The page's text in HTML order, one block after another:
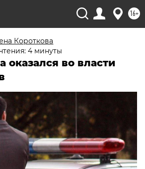
16+
Короткова
4 минуты
оказался во власти